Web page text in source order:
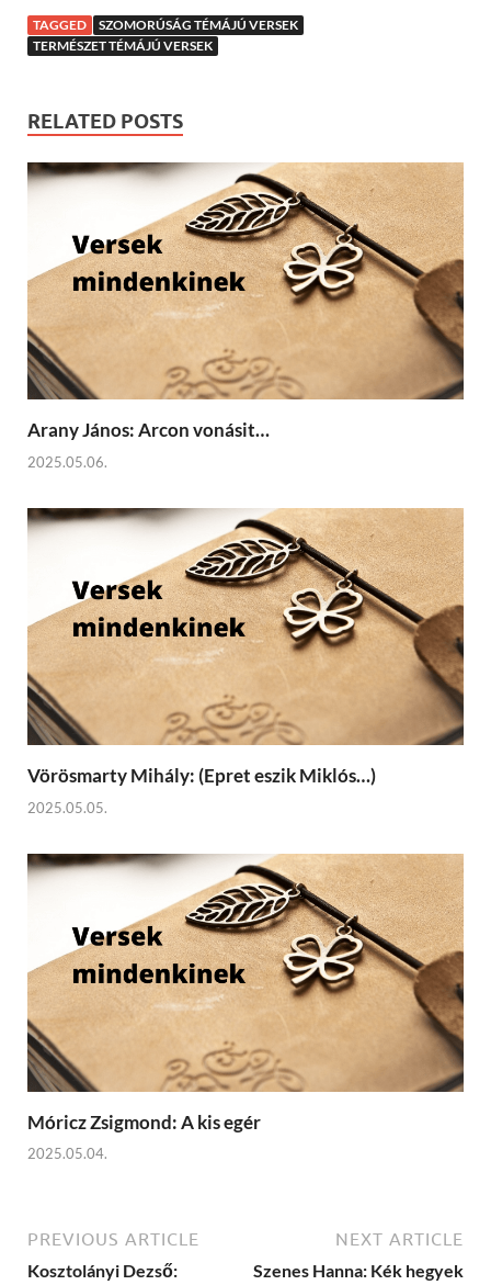
TAGGED
SZOMORÚSÁG TÉMÁJÚ VERSEK
TERMÉSZET TÉMÁJÚ VERSEK
RELATED POSTS
Arany János: Arcon vonásit…
2025.05.06.
Vörösmarty Mihály: (Epret eszik Miklós…)
2025.05.05.
Móricz Zsigmond: A kis egér
2025.05.04.
PREVIOUS ARTICLE
Kosztolányi Dezső:
NEXT ARTICLE
Szenes Hanna: Kék hegyek